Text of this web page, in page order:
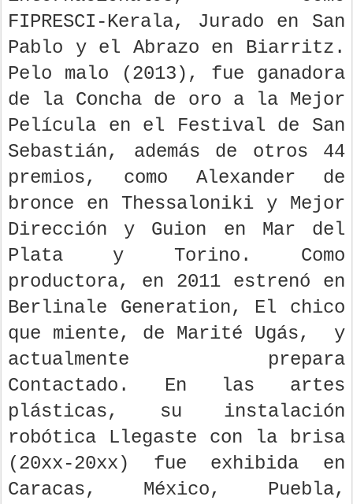
FIPRESCI-Kerala, Jurado en San
Pablo y el Abrazo en Biarritz.
Pelo malo (2013), fue ganadora
de la Concha de oro a la Mejor
Película en el Festival de San
Sebastián, además de otros 44
premios, como Alexander de
bronce en Thessaloniki y Mejor
Dirección y Guion en Mar del
Plata y Torino. Como
productora, en 2011 estrenó en
Berlinale Generation, El chico
que miente, de Marité Ugás, y
actualmente prepara
Contactado. En las artes
plásticas, su instalación
robótica Llegaste con la brisa
(20xx-20xx) fue exhibida en
Caracas, México, Puebla,